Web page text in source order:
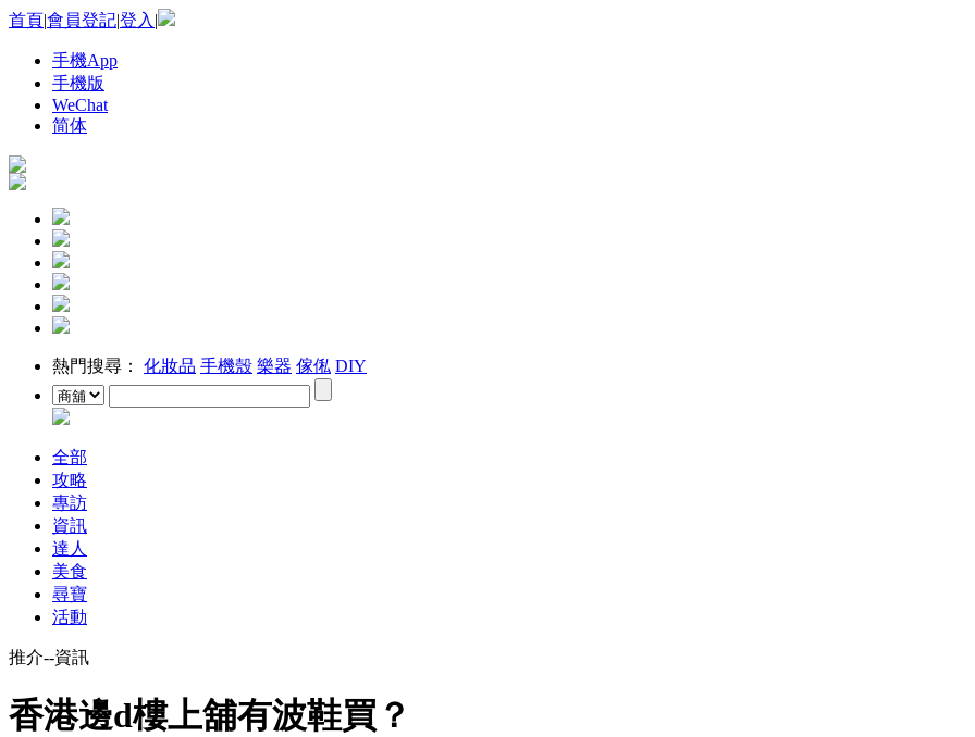
首頁|會員登記|登入 |
手機App
手機版
WeChat
简体
熱門搜尋： 化妝品 手機殼 樂器 傢俬 DIY
全部
攻略
專訪
資訊
達人
美食
尋寶
活動
推介--資訊
香港邊d樓上舖有波鞋買？